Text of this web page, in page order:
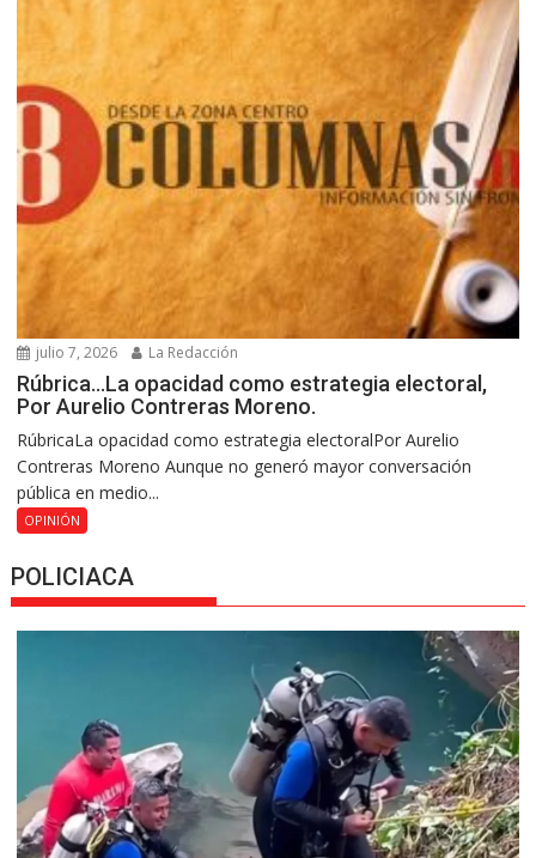
julio 7, 2026 La Redacción
Rúbrica…La opacidad como estrategia electoral,
Por Aurelio Contreras Moreno.
RúbricaLa opacidad como estrategia electoralPor Aurelio
Contreras Moreno Aunque no generó mayor conversación
pública en medio...
OPINIÓN
POLICIACA